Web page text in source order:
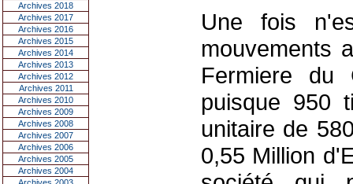
Archives 2018
Archives 2017
Archives 2016
Archives 2015
Archives 2014
Archives 2013
Archives 2012
Archives 2011
Archives 2010
Archives 2009
Archives 2008
Archives 2007
Archives 2006
Archives 2005
Archives 2004
Une fois
mouvements
Fermiere
puisque 950
unitaire de
0,55 Million